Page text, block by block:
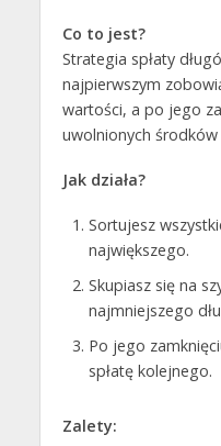
Co to jest?
Strategia spłaty
najpierwszym
wartości, a po jego
uwolnionych
Jak działa?
Sortujesz
największego.
Skupiasz się na
najmniejszego
Po jego
spłatę kolejnego.
Zalety: